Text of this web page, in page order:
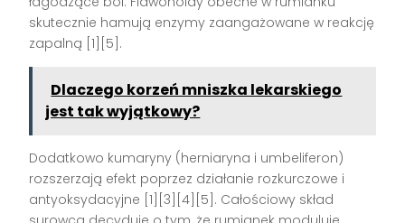
skutecznie hamują enzymy zaangażowane w reakcję
zapalną [1][5] .
Dlaczego korzeń mniszka lekarskiego
jest tak wyjątkowy?
Dodatkowo kumaryny (herniaryna i umbeliferon)
rozszerzają efekt poprzez działanie rozkurczowe i
antyoksydacyjne [1][3][4][5] . Całościowy skład